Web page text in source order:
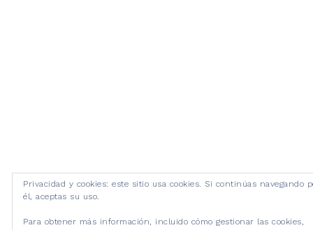
Privacidad y cookies: este sitio usa cookies. Si continúas navegando
él, aceptas su uso.
Para obtener más información, incluido cómo gestionar las cookies,